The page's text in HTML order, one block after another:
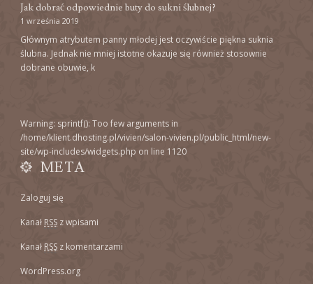
Jak dobrać odpowiednie buty do sukni ślubnej?
1 września 2019
Głównym atrybutem panny młodej jest oczywiście piękna suknia
ślubna. Jednak nie mniej istotne okazuje się również stosownie
dobrane obuwie, k
Warning: sprintf(): Too few arguments in
/home/klient.dhosting.pl/vivien/salon-vivien.pl/public_html/new-
site/wp-includes/widgets.php on line 1120
META
Zaloguj się
Kanał RSS z wpisami
Kanał RSS z komentarzami
WordPress.org